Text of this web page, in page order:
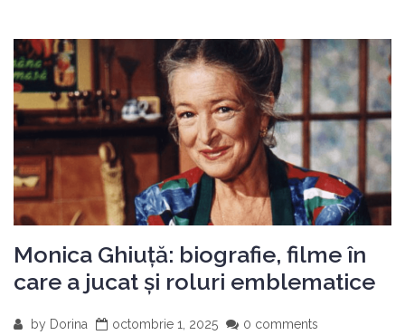
Monica Ghiuță: biografie, filme în
care a jucat și roluri emblematice
by Dorina octombrie 1, 2025 0 comments